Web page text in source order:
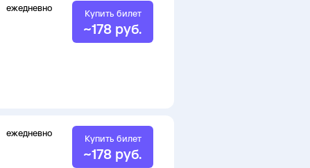
ежедневно Купить билет
~178 руб.
ежедневно Купить билет
~178 руб.